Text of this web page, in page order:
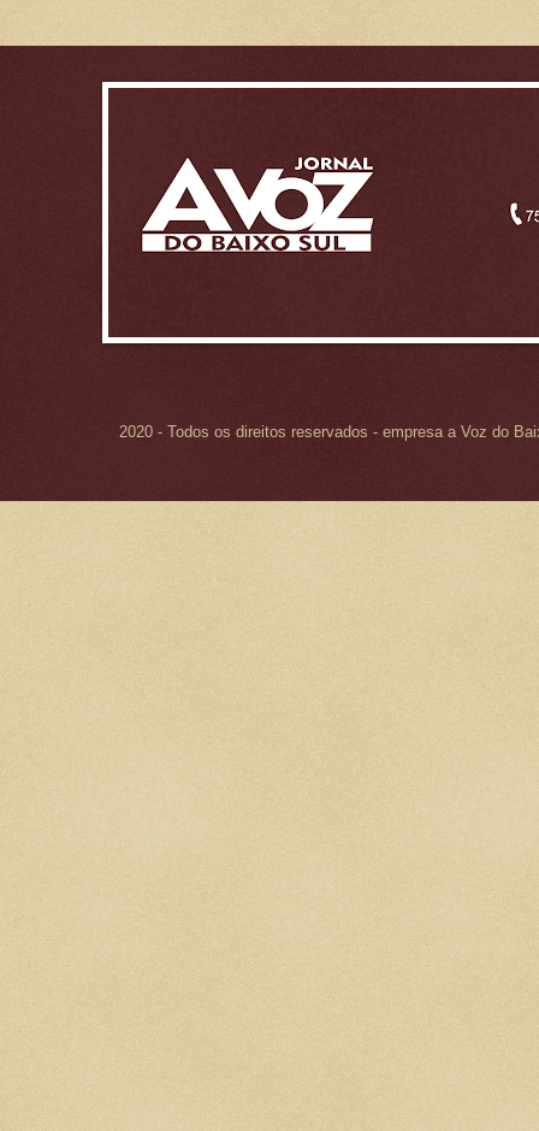
2020 - Todos os direitos reservados - empresa a Voz do